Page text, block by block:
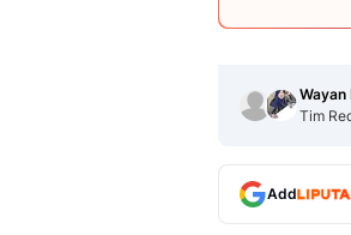
Wayan
Tim
Add